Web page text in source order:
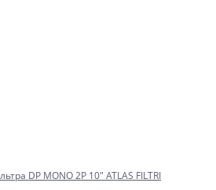
DP MONO 2P 10" ATLAS FILTRI